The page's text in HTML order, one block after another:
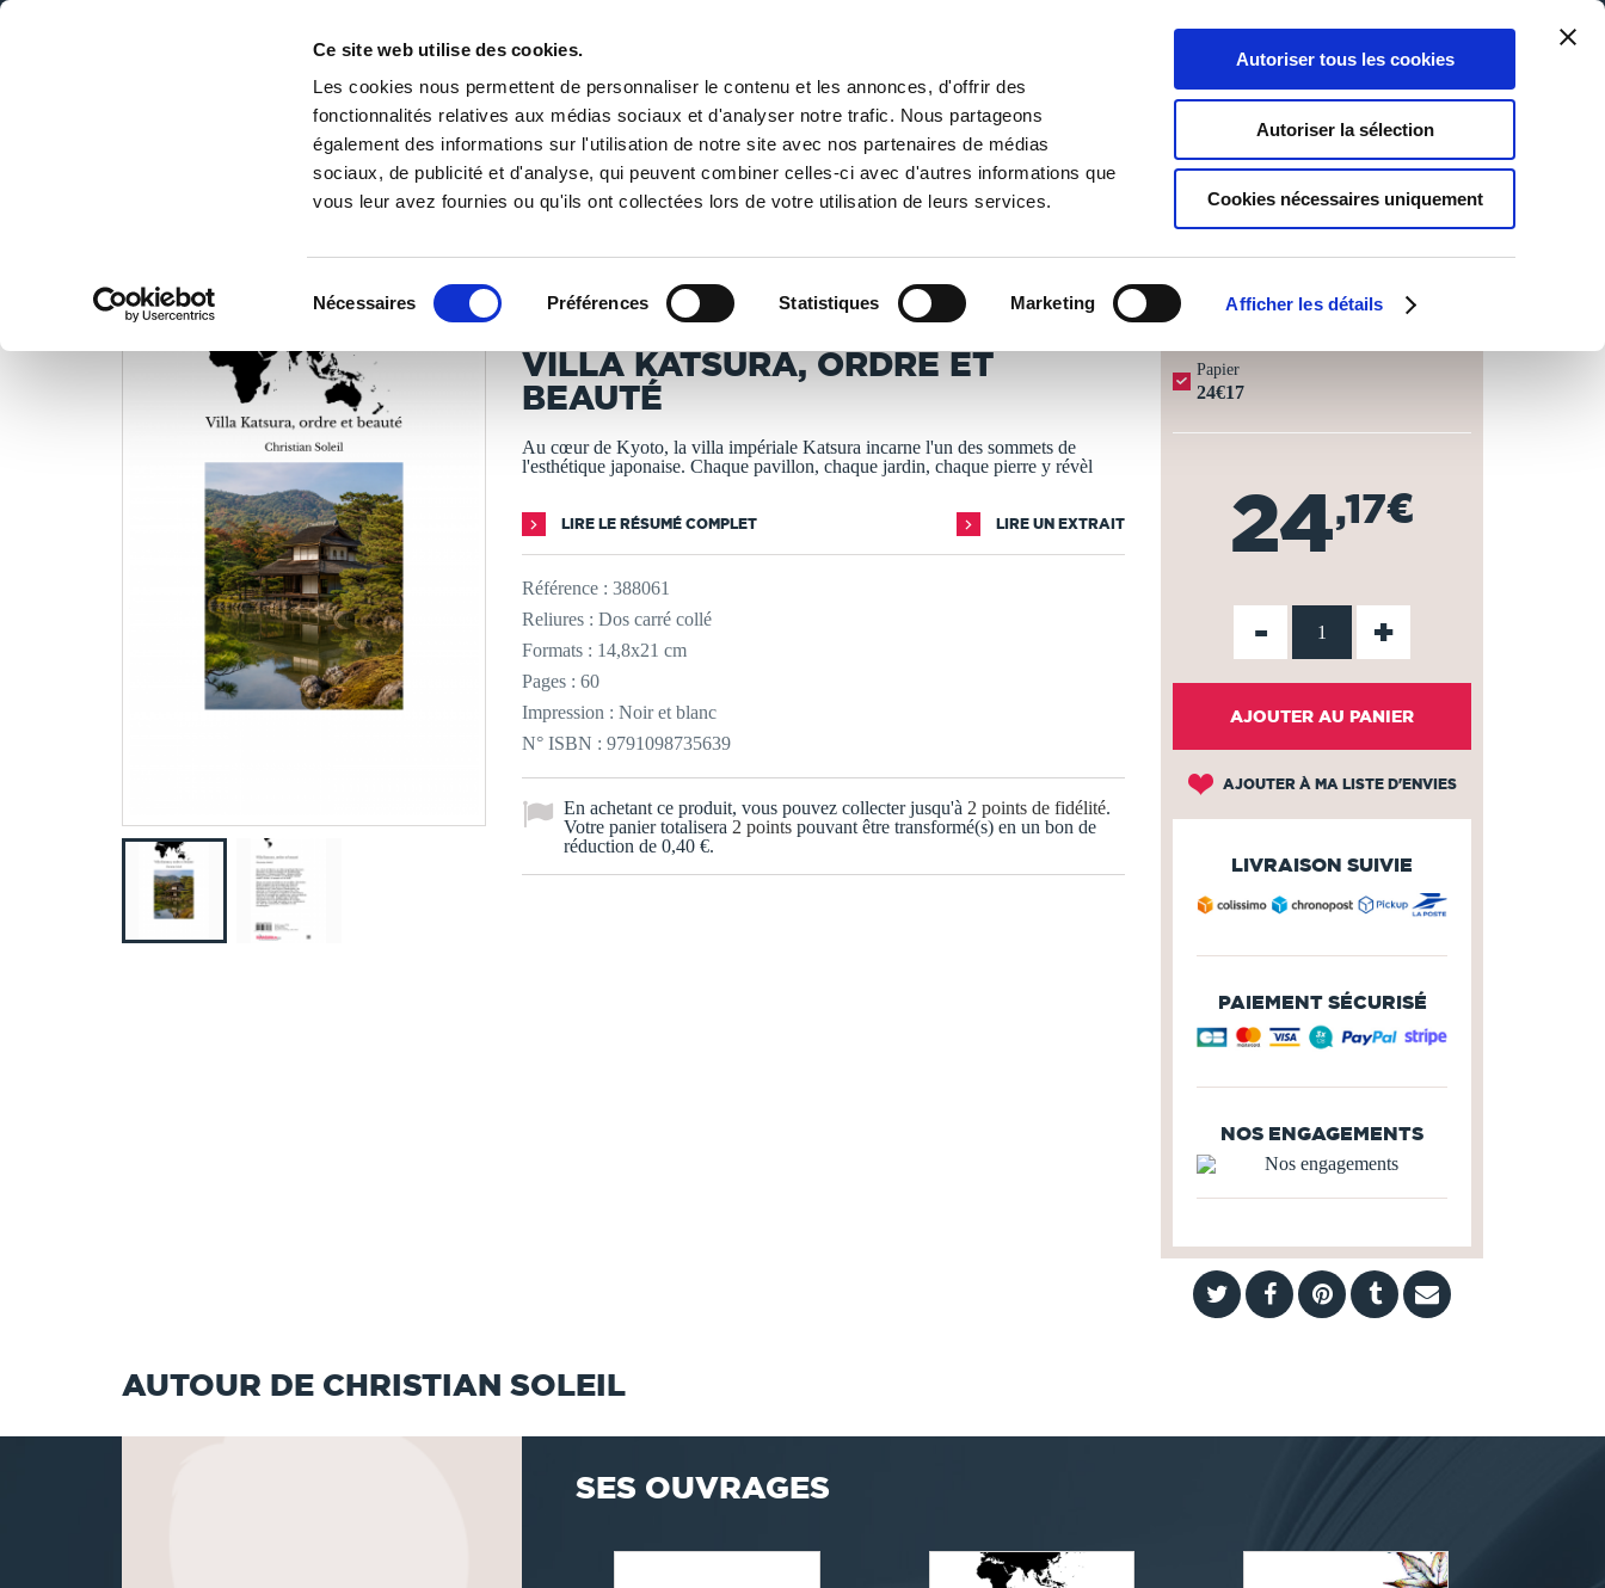
Ce site web utilise des cookies.
Les cookies nous permettent de personnaliser le contenu et les annonces, d'offrir des
fonctionnalités relatives aux médias sociaux et d'analyser notre trafic. Nous partageons
également des informations sur l'utilisation de notre site avec nos partenaires de médias
sociaux, de publicité et d'analyse, qui peuvent combiner celles-ci avec d'autres informations que
vous leur avez fournies ou qu'ils ont collectées lors de votre utilisation de leurs services.
Nécessaires Préférences Statistiques Marketing Afficher les détails
Autoriser tous les cookies
Autoriser la sélection
Cookies nécessaires uniquement
DE LA PAGE BLANCHE... AU BEST SELLER
0
Panier
0
Ma liste
Connexion
PUBLIER UN LIVRE LIBRAIRIE
/ Art de vivre / Architecture & décoration Villa Katsura, ordre et beauté
LES LIVRES SONT IMPRIMÉS À LA DEMANDE - DÉLAI ACTUEL : 3 À 5 JOURS OUVRÉS ⏱️
VILLA KATSURA, ORDRE ET
BEAUTÉ
Au cœur de Kyoto, la villa impériale Katsura incarne l'un des sommets de
l'esthétique japonaise. Chaque pavillon, chaque jardin, chaque pierre y révèl
LIRE LE RÉSUMÉ COMPLET LIRE UN EXTRAIT
Référence : 388061
Reliures : Dos carré collé
Formats : 14,8x21 cm
Pages : 60
Impression : Noir et blanc
N° ISBN : 9791098735639
En achetant ce produit, vous pouvez collecter jusqu'à 2 points de fidélité.
Votre panier totalisera 2 points pouvant être transformé(s) en un bon de
réduction de 0,40 €.
Papier
24€17
24,17€
- +
AJOUTER AU PANIER
AJOUTER À MA LISTE D'ENVIES
LIVRAISON SUIVIE
PAIEMENT SÉCURISÉ
NOS ENGAGEMENTS
AUTOUR DE CHRISTIAN SOLEIL
SES OUVRAGES